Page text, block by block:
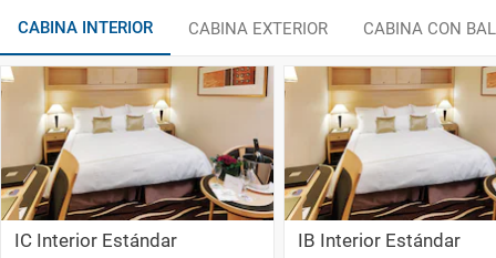
CABINA INTERIOR CABINA EXTERIOR CABINA CON
IC Interior Estándar IB Interior Estándar